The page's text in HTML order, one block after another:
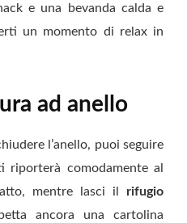
e una bevanda calda e
un momento di relax in
ad anello
l’anello, puoi seguire
riporterà comodamente al
mentre lasci il rifugio
ancora una cartolina